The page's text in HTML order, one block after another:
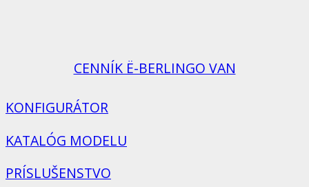
CENNÍK Ë-BERLINGO VAN
KONFIGURÁTOR
KATALÓG MODELU
PRÍSLUŠENSTVO